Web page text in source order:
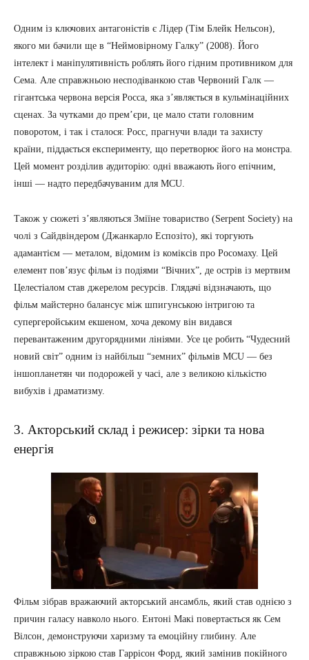
Одним із ключових антагоністів є Лідер (Тім Блейк Нельсон),
якого ми бачили ще в “Неймовірному Галку” (2008). Його
інтелект і маніпулятивність роблять його гідним противником для
Сема. Але справжньою несподіванкою став Червоний Галк —
гігантська червона версія Росса, яка з’являється в кульмінаційних
сценах. За чутками до прем’єри, це мало стати головним
поворотом, і так і сталося: Росс, прагнучи влади та захисту
країни, піддається експерименту, що перетворює його на монстра.
Цей момент розділив аудиторію: одні вважають його епічним,
інші — надто передбачуваним для MCU.
Також у сюжеті з’являються Зміїне товариство (Serpent Society) на
чолі з Сайдвіндером (Джанкарло Еспозіто), які торгують
адамантієм — металом, відомим із коміксів про Росомаху. Цей
елемент пов’язує фільм із подіями “Вічних”, де острів із мертвим
Целестіалом став джерелом ресурсів. Глядачі відзначають, що
фільм майстерно балансує між шпигунською інтригою та
супергеройським екшеном, хоча декому він видався
перевантаженим другорядними лініями. Усе це робить “Чудесний
новий світ” одним із найбільш “земних” фільмів MCU — без
іншопланетян чи подорожей у часі, але з великою кількістю
вибухів і драматизму.
3. Акторський склад і режисер: зірки та нова
енергія
Фільм зібрав вражаючий акторський ансамбль, який став однією з
причин галасу навколо нього. Ентоні Макі повертається як Сем
Вілсон, демонструючи харизму та емоційну глибину. Але
справжньою зіркою став Гаррісон Форд, який замінив покійного